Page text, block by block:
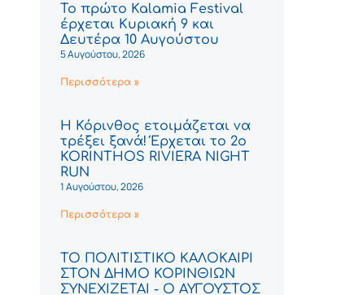
Το πρώτο Kalamia Festival
έρχεται Κυριακή 9 και
Δευτέρα 10 Αυγούστου
5 Αυγούστου, 2026
Περισσότερα »
Η Κόρινθος ετοιμάζεται να
τρέξει ξανά! Έρχεται το 2ο
KORINTHOS RIVIERA NIGHT
RUN
1 Αυγούστου, 2026
Περισσότερα »
ΤΟ ΠΟΛΙΤΙΣΤΙΚΟ ΚΑΛΟΚΑΙΡΙ
ΣΤΟΝ ΔΗΜΟ ΚΟΡΙΝΘΙΩΝ
ΣΥΝΕΧΙΖΕΤΑΙ - Ο ΑΥΓΟΥΣΤΟΣ